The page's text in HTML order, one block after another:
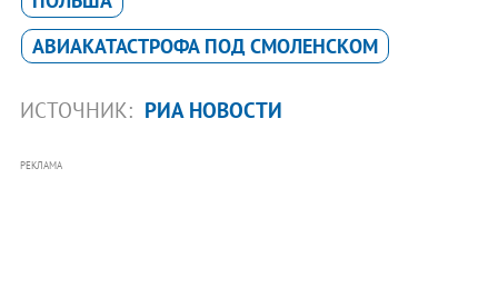
АВИАКАТАСТРОФА ПОД СМОЛЕНСКОМ
ИСТОЧНИК: РИА НОВОСТИ
РЕКЛАМА